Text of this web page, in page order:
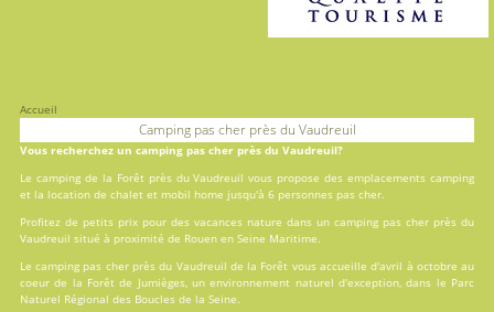
Accueil
Camping pas cher près du Vaudreuil
Vous recherchez un camping pas cher près du Vaudreuil?
Le camping de la Forêt près du Vaudreuil vous propose desemplacements camping
et la locationde chalet et mobil home jusqu'à 6 personnes pas cher.
Profitez de petits prix pour des vacances nature dans un camping pas cher près du
Vaudreuil situé à proximité de Rouen en Seine Maritime.
Le camping pas cher près du Vaudreuil de la Forêt vous accueille d'avril à octobre au
coeur de la Forêt de Jumièges, un environnement naturel d'exception, dans le Parc
Naturel Régional des Boucles de la Seine.